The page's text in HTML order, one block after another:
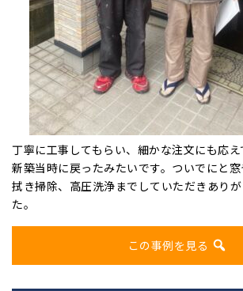
丁寧に工事してもらい、細かな注文にも応え
新築当時に戻ったみたいです。ついでにと
拭き掃除、高圧洗浄までしていただきあり
た。
この事例を見る